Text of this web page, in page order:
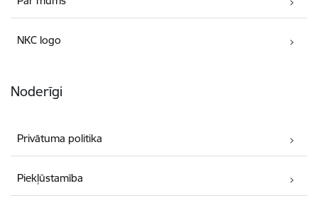
NKC logo
Noderīgi
Privātuma politika
Piekļūstamība